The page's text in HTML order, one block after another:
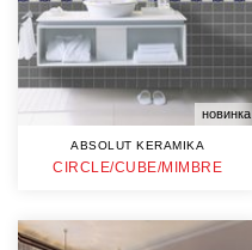
новинка
ABSOLUT KERAMIKA
CIRCLE/CUBE/MIMBRE